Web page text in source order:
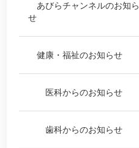
あびらチャンネルのお知ら
せ
健康・福祉のお知らせ
医科からのお知らせ
歯科からのお知らせ